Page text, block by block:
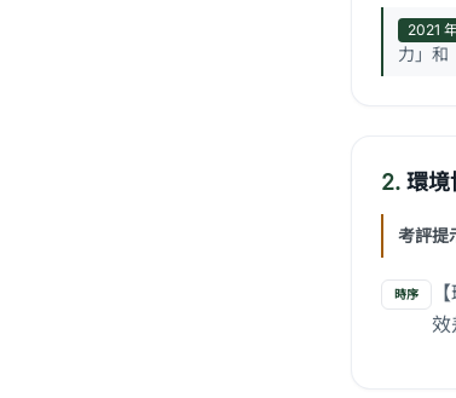
2021
力」和
2. 環境
考評提
時序
效